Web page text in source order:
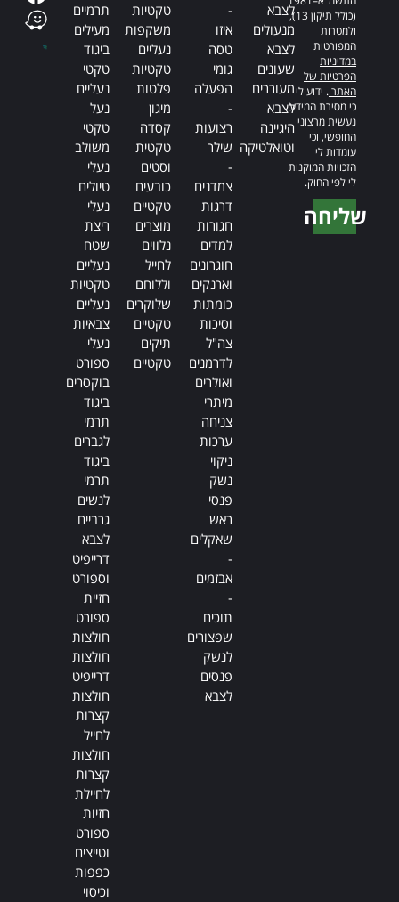
(כולל תיקון 13),
ולמטרות
המפורטות
במדיניות
הפרטיות של
האתר. ידוע לי
כי מסירת המידע
נעשית מרצוני
החופשי, וכי
עומדות לי
הזכויות המוקנות
לי לפי החוק.
שליחה
לצבא
מנעולים
לצבא
שעונים
מעוררים
לצבא
היגיינה
וטואלטיקה
-
איזו
טסה
גומי
הפעלה
-
רצועות
שילר
-
צמדנים
דרגות
חגורות
למדים
חוגרונים
וארנקים
כומתות
וסיכות
צה"ל
לדרמנים
ואולרים
מיתרי
צניחה
ערכות
ניקוי
נשק
פנסי
ראש
שאקלים
-
אבזמים
-
תוכים
שפצורים
לנשק
פנסים
לצבא
טקטיות
משקפות
נעליים
טקטיות
פלטות
מיגון
קסדה
טקטית
וסטים
כובעים
טקטיים
מוצרים
נלווים
לחייל
וללוחם
שלוקרים
טקטיים
תיקים
טקטיים
תרמיים
מעילים
ביגוד
טקטי
נעליים
נעל
טקטי
משולב
נעלי
טיולים
נעלי
ריצת
שטח
נעליים
טקטיות
נעליים
צבאיות
נעלי
ספורט
בוקסרים
ביגוד
תרמי
לגברים
ביגוד
תרמי
לנשים
גרביים
לצבא
דרייפיט
וספורט
חזיית
ספורט
חולצות
חולצות
דרייפיט
חולצות
קצרות
לחייל
חולצות
קצרות
לחיילת
חזיות
ספורט
וטייצים
כפפות
וכיסוי